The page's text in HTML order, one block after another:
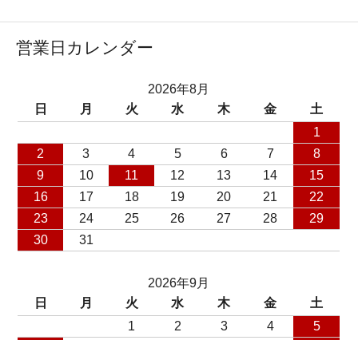
営業日カレンダー
2026年8月
日
月 火 水 木 金
土
1
2
3 4 5 6 7
8
9
10 11 12 13 14
15
16
17 18 19 20 21
22
23
24 25 26 27 28
29
30
31
2026年9月
日
月 火 水 木 金
土
1
2 3 4
5